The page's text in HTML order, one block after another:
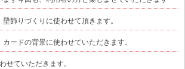
飾りづくりに使わせて頂きます。
ードの背景に使わせていただきます。
せていただきます。